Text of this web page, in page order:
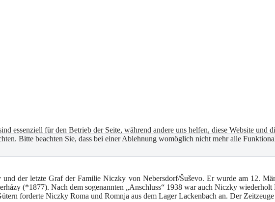
der letzte Graf der Familie Niczky von Nebersdorf/Šuševo. Er wurde am 12.
(*1877). Nach dem sogenannten „Anschluss“ 1938 war auch Niczky wiederholt
forderte Niczky Roma und Romnja aus dem Lager Lackenbach an. Der
essenziell für den Betrieb der Seite, während andere uns helfen, diese Website und
Bitte beachten Sie, dass bei einer Ablehnung womöglich nicht mehr alle